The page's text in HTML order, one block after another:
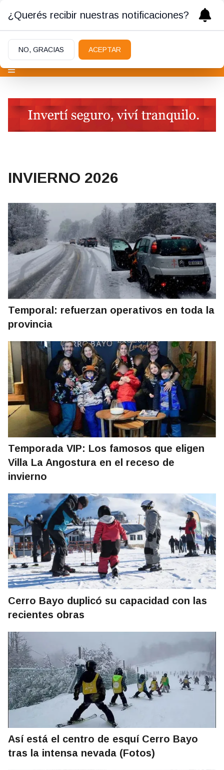
INVIERNO 2026
Temporal: refuerzan operativos en toda la
provincia
Temporada VIP: Los famosos que eligen
Villa La Angostura en el receso de
invierno
Cerro Bayo duplicó su capacidad con las
recientes obras
Así está el centro de esquí Cerro Bayo
tras la intensa nevada (Fotos)
¿Querés recibir nuestras notificaciones?
NO, GRACIAS ACEPTAR